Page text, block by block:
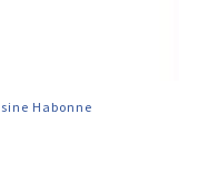
Habonne